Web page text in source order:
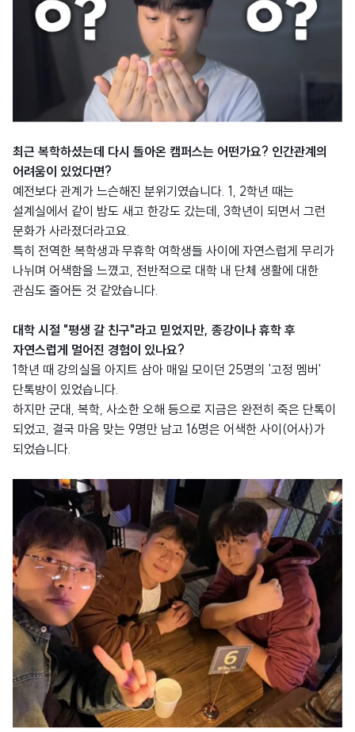
최근 복학하셨는데 다시 돌아온 캠퍼스는 어떤가요? 인간관계의
어려움이 있었다면?
예전보다 관계가 느슨해진 분위기였습니다. 1, 2학년 때는
설계실에서 같이 밤도 새고 한강도 갔는데, 3학년이 되면서 그런
문화가 사라졌더라고요.
특히 전역한 복학생과 무휴학 여학생들 사이에 자연스럽게 무리가
나뉘며 어색함을 느꼈고, 전반적으로 대학 내 단체 생활에 대한
관심도 줄어든 것 같았습니다.
대학 시절 "평생 갈 친구"라고 믿었지만, 종강이나 휴학 후
자연스럽게 멀어진 경험이 있나요?
1학년 때 강의실을 아지트 삼아 매일 모이던 25명의 '고정 멤버'
단톡방이 있었습니다.
하지만 군대, 복학, 사소한 오해 등으로 지금은 완전히 죽은 단톡이
되었고, 결국 마음 맞는 9명만 남고 16명은 어색한 사이(어사)가
되었습니다.